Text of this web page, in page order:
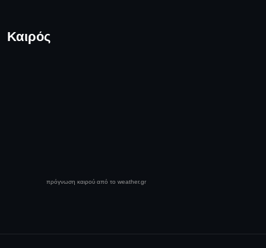
Καιρός
πρόγνωση καιρού από το weather.gr